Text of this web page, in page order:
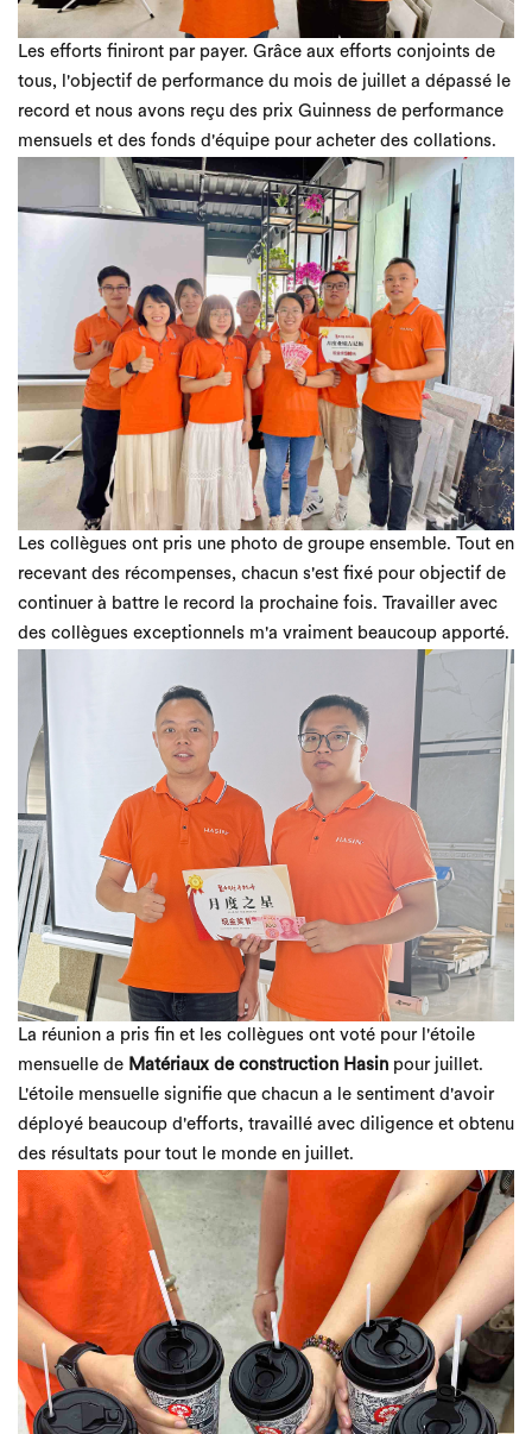
Les efforts finiront par payer. Grâce aux efforts conjoints de
tous, l'objectif de performance du mois de juillet a dépassé le
record et nous avons reçu des prix Guinness de performance
mensuels et des fonds d'équipe pour acheter des collations.
Les collègues ont pris une photo de groupe ensemble. Tout en
recevant des récompenses, chacun s'est fixé pour objectif de
continuer à battre le record la prochaine fois. Travailler avec
des collègues exceptionnels m'a vraiment beaucoup apporté.
La réunion a pris fin et les collègues ont voté pour l'étoile
mensuelle de Matériaux de construction Hasin pour juillet.
L'étoile mensuelle signifie que chacun a le sentiment d'avoir
déployé beaucoup d'efforts, travaillé avec diligence et obtenu
des résultats pour tout le monde en juillet.